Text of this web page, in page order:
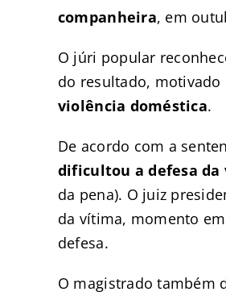
companheira, em
O júri popular
do resultado, motivado
violência doméstica.
De acordo com a
dificultou a defesa
da pena). O juiz
da vítima, momento
defesa.
O magistrado também